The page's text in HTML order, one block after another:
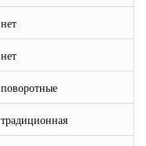
нет
нет
поворотные
традиционная